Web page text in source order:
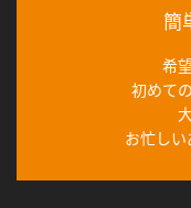
簡
希
初めて
お忙しい